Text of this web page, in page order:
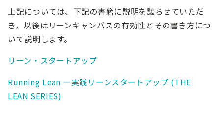
上記については、下記の書籍に説明を譲らせていただ
き、以後はリーンキャンバスの有効性とその書き方につ
いて説明します。
リーン・スタートアップ
Running Lean ―実践リーンスタートアップ (THE
LEAN SERIES)